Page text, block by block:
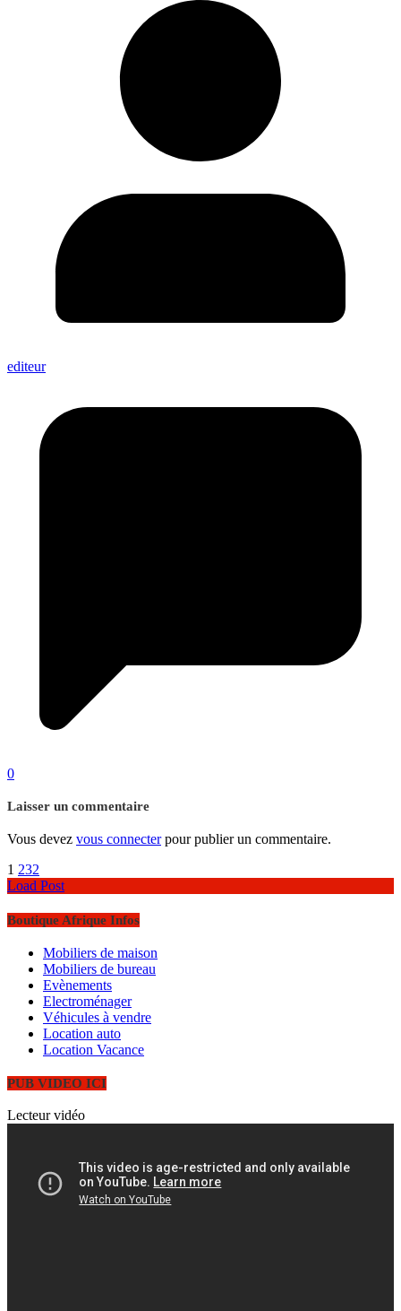
editeur
0
Laisser un commentaire
Vous devez vous connecterpour publier un commentaire.
1 232
Load Post
Boutique Afrique Infos
Mobiliers de maison
Mobiliers de bureau
Evènements
Electroménager
Véhicules à vendre
Location auto
Location Vacance
PUB VIDEO ICI
Lecteur vidéo